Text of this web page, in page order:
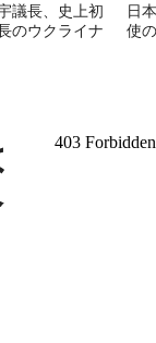
議長、史上初
のウクライナ
日
使